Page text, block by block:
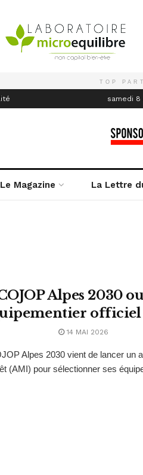
TOP
samedi 8
Le Magazine La Lettre
Alpes 2030
officiel
14 MAI 2026
Alpes 2030 vient de lancer un
(AMI) pour sélectionner ses